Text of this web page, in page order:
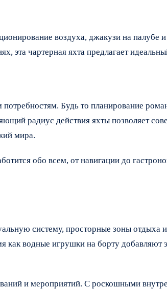
воздуха, джакузи на палубе
эта чартерная яхта предлагает
Будь то планирование
радиус действия яхты позволяет
мира.
обо всем, от навигации до
систему, просторные зоны отдыха и
как водные игрушки на борту добавляют
и мероприятий. С роскошными